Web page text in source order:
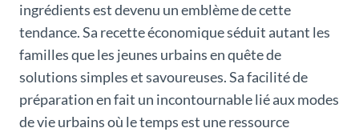
ingrédients est devenu un emblème de cette
tendance. Sa recette économique séduit autant les
familles que les jeunes urbains en quête de
solutions simples et savoureuses. Sa facilité de
préparation en fait un incontournable lié aux modes
de vie urbains où le temps est une ressource